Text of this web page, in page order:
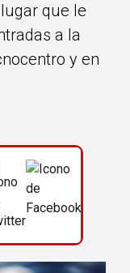
que le
a la
y en